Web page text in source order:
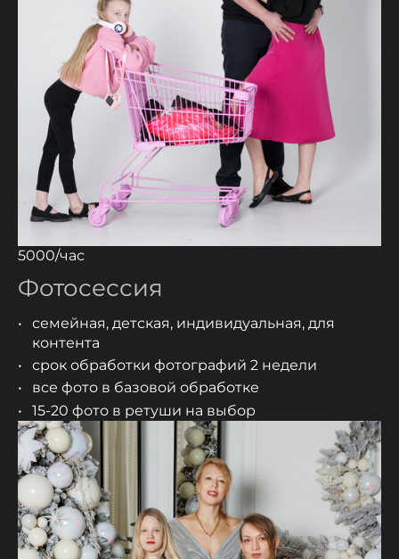
5000/час
Фотосессия
семейная, детская, индивидуальная, для
контента
срок обработки фотографий 2 недели
все фото в базовой обработке
15-20 фото в ретуши на выбор